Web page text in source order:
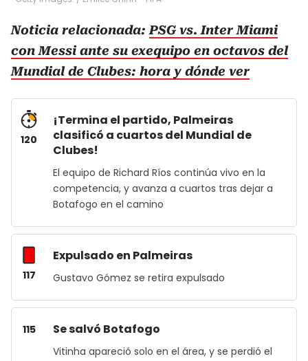
Noticia relacionada: PSG vs. Inter Miami
con Messi ante su exequipo en octavos del
Mundial de Clubes: hora y dónde ver
120
¡Termina el partido, Palmeiras
clasificó a cuartos del Mundial de
Clubes!
El equipo de Richard Ríos continúa vivo en la
competencia, y avanza a cuartos tras dejar a
Botafogo en el camino
117
Expulsado en Palmeiras
Gustavo Gómez se retira expulsado
115 Se salvó Botafogo
Vitinha apareció solo en el área, y se perdió el